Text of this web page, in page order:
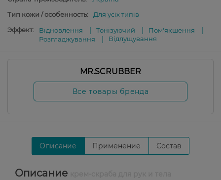
Тип кожи / особенность:
Для усіх типів
Эффект:
Відновлення Тонізуючий
Пом'якшення
Розгладжування
Відлущування
MR.SCRUBBER
Все товары бренда
Описание Применение Состав
Описание